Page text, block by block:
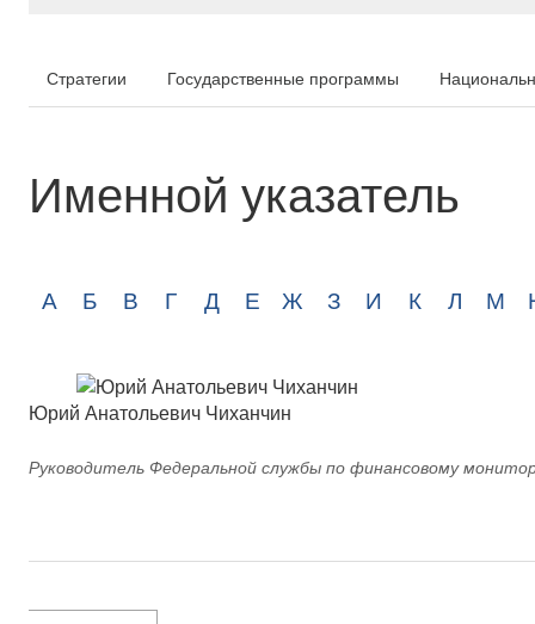
Стратегии Государственные программы
Именной указатель
А Б В Г Д Е Ж З И К Л М
Юрий Анатольевич Чиханчин
Руководитель Федеральной службы по финансовому